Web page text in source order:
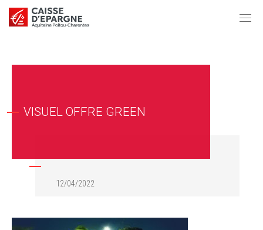
VISUEL OFFRE GREEN
12/04/2022